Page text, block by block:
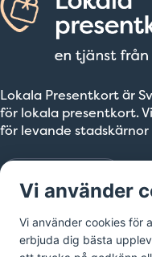
Lokala Presentkort är
för lokala presentkort.
för levande stadskärnor
Vi använder
Vi använder cookies för
erbjuda dig bästa